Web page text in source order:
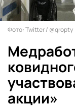
Фото: Twitter / @qropty
акции»